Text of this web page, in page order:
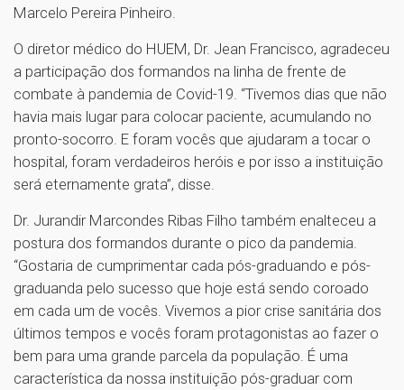
Marcelo Pereira Pinheiro.
O diretor médico do HUEM, Dr. Jean Francisco, agradeceu
a participação dos formandos na linha de frente de
combate à pandemia de Covid-19. “Tivemos dias que não
havia mais lugar para colocar paciente, acumulando no
pronto-socorro. E foram vocês que ajudaram a tocar o
hospital, foram verdadeiros heróis e por isso a instituição
será eternamente grata”, disse.
Dr. Jurandir Marcondes Ribas Filho também enalteceu a
postura dos formandos durante o pico da pandemia.
“Gostaria de cumprimentar cada pós-graduando e pós-
graduanda pelo sucesso que hoje está sendo coroado
em cada um de vocês. Vivemos a pior crise sanitária dos
últimos tempos e vocês foram protagonistas ao fazer o
bem para uma grande parcela da população. É uma
característica da nossa instituição pós-graduar com